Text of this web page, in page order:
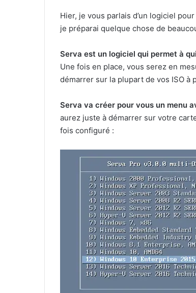
Hier, je vous parlais d’un logiciel pour
je préparai quelque chose de
Serva est un logiciel qui permet à
Une fois en place, vous serez en
démarrer sur la plupart de vos ISO à
Serva va créer pour vous un menu
aurez juste à démarrer sur votre
fois configuré :